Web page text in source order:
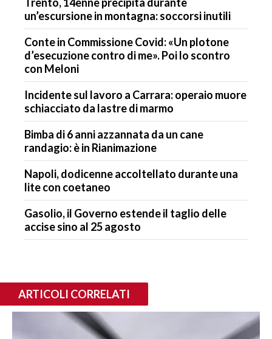
un’escursione in montagna: soccorsi inutili
Conte in Commissione Covid: «Un plotone
d’esecuzione contro di me». Poi lo scontro
con Meloni
Incidente sul lavoro a Carrara: operaio muore
schiacciato da lastre di marmo
Bimba di 6 anni azzannata da un cane
randagio: è in Rianimazione
Napoli, dodicenne accoltellato durante una
lite con coetaneo
Gasolio, il Governo estende il taglio delle
accise sino al 25 agosto
ARTICOLI CORRELATI